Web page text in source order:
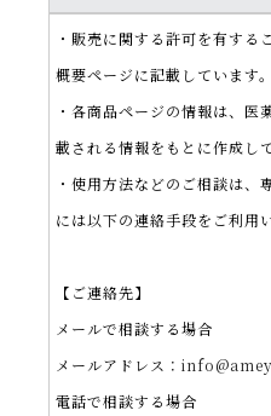
・販売に関する許可を有する
概要ページに記載しています。
・各商品ページの情報は、医
載される情報をもとに作成して
・使用方法などのご相談は、
には以下の連絡手段をご利用
【ご連絡先】
メールで相談する場合
メールアドレス：
電話で相談する場合